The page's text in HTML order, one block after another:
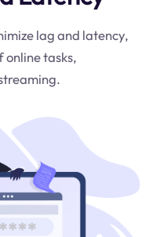
lag and latency,
tasks,